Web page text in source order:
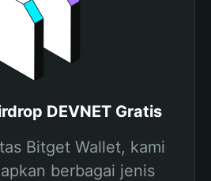
DEVNET Gratis
Bitget Wallet, kami
berbagai jenis